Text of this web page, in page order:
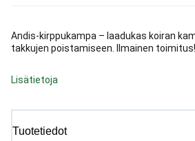
Andis-kirppukampa – laadukas koiran
takkujen poistamiseen. Ilmainen toimitus!
Lisätietoja
Tuotetiedot